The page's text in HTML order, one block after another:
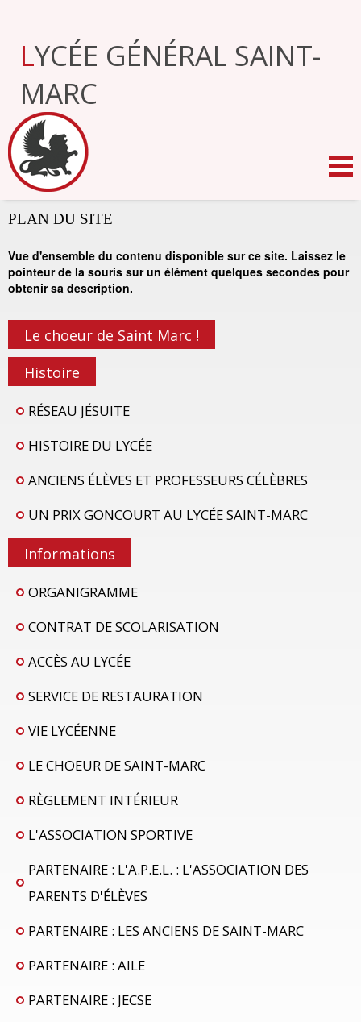
navigation
LYCÉE GÉNÉRAL SAINT-
MARC
PLAN DU SITE
Vue d'ensemble du contenu disponible sur ce site. Laissez le
pointeur de la souris sur un élément quelques secondes pour
obtenir sa description.
Le choeur de Saint Marc !
Histoire
RÉSEAU JÉSUITE
HISTOIRE DU LYCÉE
ANCIENS ÉLÈVES ET PROFESSEURS CÉLÈBRES
UN PRIX GONCOURT AU LYCÉE SAINT-MARC
Informations
ORGANIGRAMME
CONTRAT DE SCOLARISATION
ACCÈS AU LYCÉE
SERVICE DE RESTAURATION
VIE LYCÉENNE
LE CHOEUR DE SAINT-MARC
RÈGLEMENT INTÉRIEUR
L'ASSOCIATION SPORTIVE
PARTENAIRE : L'A.P.E.L. : L'ASSOCIATION DES
PARENTS D'ÉLÈVES
PARTENAIRE : LES ANCIENS DE SAINT-MARC
PARTENAIRE : AILE
PARTENAIRE : JECSE